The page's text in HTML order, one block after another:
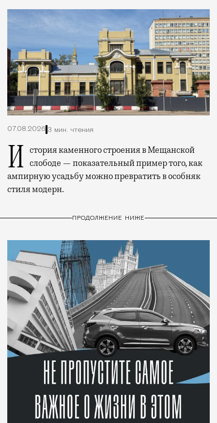
07.08.2026 3 мин. чтения
История каменного строения в Мещанской слободе — показательный пример того, как
ампирную усадьбу можно превратить в особняк
стиля модерн.
ПРОДОЛЖЕНИЕ НИЖЕ